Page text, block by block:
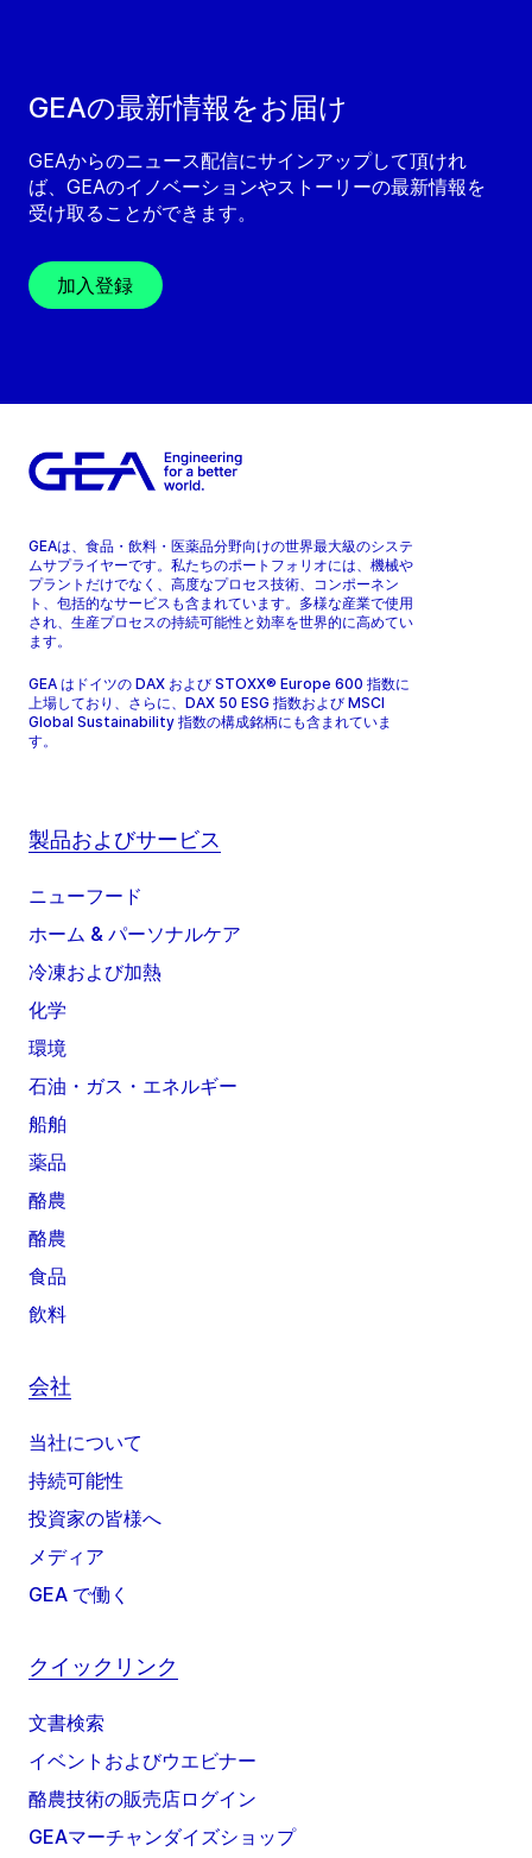
GEAの最新情報をお届け
GEAからのニュース配信にサインアップして頂けれ
ば、GEAのイノベーションやストーリーの最新情報を
受け取ることができます。
加入登録
GEAは、食品・飲料・医薬品分野向けの世界最大級のシステ
ムサプライヤーです。私たちのポートフォリオには、機械や
プラントだけでなく、高度なプロセス技術、コンポーネン
ト、包括的なサービスも含まれています。多様な産業で使用
され、生産プロセスの持続可能性と効率を世界的に高めてい
ます。
GEA はドイツの DAX および STOXX® Europe 600 指数に
上場しており、さらに、DAX 50 ESG 指数および MSCI
Global Sustainability 指数の構成銘柄にも含まれていま
す。
製品およびサービス
ニューフード
ホーム & パーソナルケア
冷凍および加熱
化学
環境
石油・ガス・エネルギー
船舶
薬品
酪農
酪農
食品
飲料
会社
当社について
持続可能性
投資家の皆様へ
メディア
GEA で働く
クイックリンク
文書検索
イベントおよびウエビナー
酪農技術の販売店ログイン
GEAマーチャンダイズショップ